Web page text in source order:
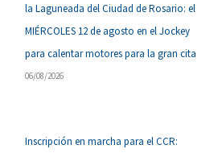
la Laguneada del Ciudad de Rosario: el
MIÉRCOLES 12 de agosto en el Jockey
para calentar motores para la gran cita
06/08/2026
Inscripción en marcha para el CCR: